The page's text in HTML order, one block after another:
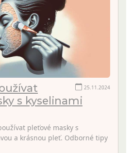
25.11.2024
s kyselinami
pleťové masky s
a krásnou pleť. Odborné tipy